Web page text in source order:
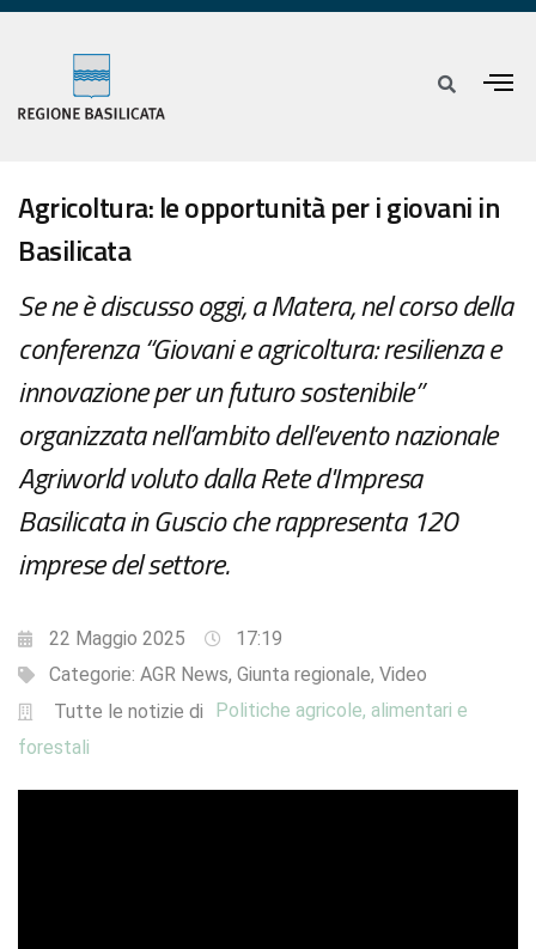
Agricoltura: le opportunità per i giovani in
Basilicata
Se ne è discusso oggi, a Matera, nel corso della
conferenza “Giovani e agricoltura: resilienza e
innovazione per un futuro sostenibile”
organizzata nell’ambito dell’evento nazionale
Agriworld voluto dalla Rete d'Impresa
Basilicata in Guscio che rappresenta 120
imprese del settore.
22 Maggio 2025
17:19
Categorie: AGR News, Giunta regionale, Video
Tutte le notizie di
Politiche agricole, alimentari e
forestali